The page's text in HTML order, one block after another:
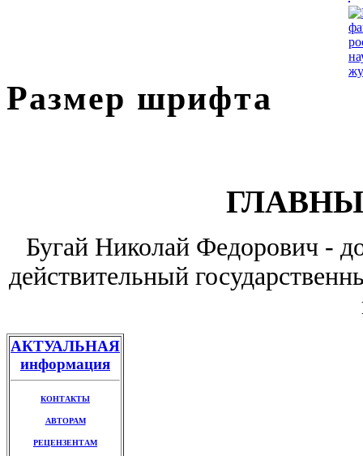
Размер шрифта
Бугай Николай Федорович -
действительный
АКТУАЛЬНАЯ
информация
КОНТАКТЫ
АВТОРАМ
РЕЦЕНЗЕНТАМ